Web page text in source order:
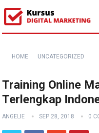
HOME UNCATEGORIZED
Training Online
Terlengkap
ANGELIE SEP 28, 2018 0